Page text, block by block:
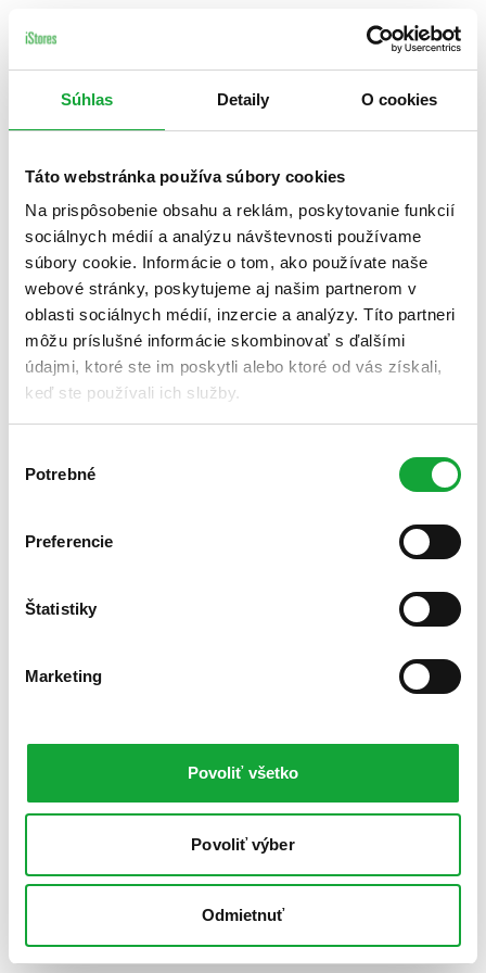
Súhlas Detaily O cookies
Táto webstránka používa súbory cookies
Na prispôsobenie obsahu a reklám, poskytovanie funkcií
sociálnych médií a analýzu návštevnosti používame
súbory cookie. Informácie o tom, ako používate naše
webové stránky, poskytujeme aj našim partnerom v
oblasti sociálnych médií, inzercie a analýzy. Títo partneri
môžu príslušné informácie skombinovať s ďalšími
údajmi, ktoré ste im poskytli alebo ktoré od vás získali,
keď ste používali ich služby.
súhlasu
Potrebné
Preferencie
Štatistiky
Marketing
Povoliť všetko
Povoliť výber
Odmietnuť